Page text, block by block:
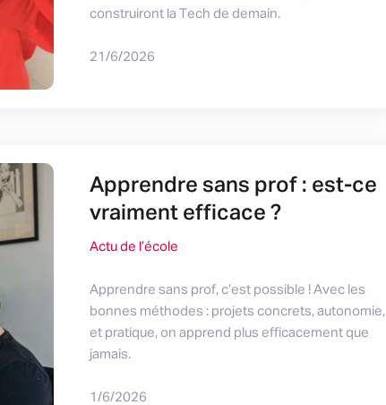
construiront la Tech de demain.
21/6/2026
Apprendre sans prof : est-ce
vraiment efficace ?
Actu de l’école
Apprendre sans prof, c’est possible ! Avec les
bonnes méthodes : projets concrets, autonomie,
et pratique, on apprend plus efficacement que
jamais.
1/6/2026